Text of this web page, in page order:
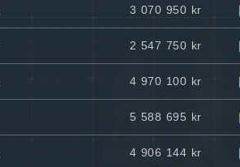
3 070 950 kr
2 547 750 kr
4 970 100 kr
5 588 695 kr
4 906 144 kr